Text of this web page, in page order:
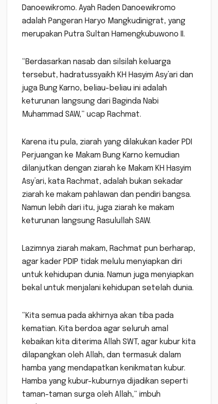
Danoewikromo. Ayah Raden Danoewikromo
adalah Pangeran Haryo Mangkudinigrat, yang
merupakan Putra Sultan Hamengkubuwono II.
“Berdasarkan nasab dan silsilah keluarga
tersebut, hadratussyaikh KH Hasyim Asy’ari dan
juga Bung Karno, beliau-beliau ini adalah
keturunan langsung dari Baginda Nabi
Muhammad SAW,” ucap Rachmat.
Karena itu pula, ziarah yang dilakukan kader PDI
Perjuangan ke Makam Bung Karno kemudian
dilanjutkan dengan ziarah ke Makam KH Hasyim
Asy’ari, kata Rachmat, adalah bukan sekadar
ziarah ke makam pahlawan dan pendiri bangsa.
Namun lebih dari itu, juga ziarah ke makam
keturunan langsung Rasulullah SAW.
Lazimnya ziarah makam, Rachmat pun berharap,
agar kader PDIP tidak melulu menyiapkan diri
untuk kehidupan dunia. Namun juga menyiapkan
bekal untuk menjalani kehidupan setelah dunia.
“Kita semua pada akhirnya akan tiba pada
kematian. Kita berdoa agar seluruh amal
kebaikan kita diterima Allah SWT, agar kubur kita
dilapangkan oleh Allah, dan termasuk dalam
hamba yang mendapatkan kenikmatan kubur.
Hamba yang kubur-kuburnya dijadikan seperti
taman-taman surga oleh Allah,” imbuh